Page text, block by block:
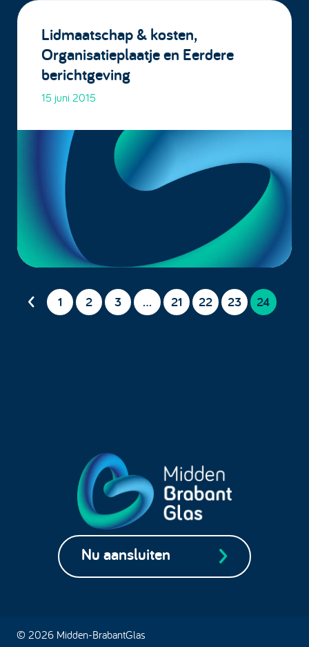
Lidmaatschap & kosten,
Organisatieplaatje en Eerdere
berichtgeving
15 juni 2015
1 2 3 … 21 22 23 24
Nu aansluiten
© 2026 Midden-BrabantGlas